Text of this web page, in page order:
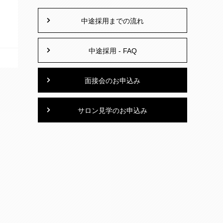
中途採用までの流れ
中途採用 - FAQ
面接会のお申込み
サロン見学のお申込み